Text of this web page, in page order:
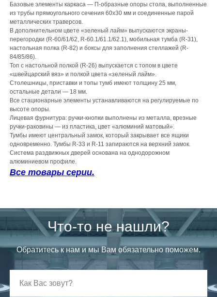
Базовые элементы каркаса — П-образные опоры стола, выполненные
из трубы прямоугольного сечения 60х30 мм и соединенные парой
металлических траверсов.
В дополнительном цвете «зеленый лайм» выпускаются экраны-
перегородки (R-60/61/62, R-60.1/61.1/62.1), мобильная тумба (R-31),
настольная полка (R-82) и боксы для заполнения стеллажей (R-
84/85/86).
Топ с настольной полкой (R-26) выпускается с топом в цвете
«швейцарский вяз» и полкой цвета «зеленый лайм».
Столешницы, приставки и топы тумб имеют толщину 25 мм,
остальные детали — 18 мм.
Все стационарные элементы устанавливаются на регулируемые по
высоте опоры.
Лицевая фурнитура: ручки-кнопки выполнены из металла, врезные
ручки-раковины — из пластика, цвет «алюминий матовый».
Тумбы имеют центральный замок, который закрывает все ящики
одновременно. Тумбы R-33 и R-11 запираются на верхний замок.
Система раздвижных дверей основана на однодорожном
алюминиевом профиле.
Все товары серии.
Что-то не нашли?
Обратитесь к нам и мы Вам обязательно поможем.